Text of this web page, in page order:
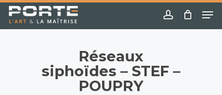
Skip
main
account
Réseaux
siphoïdes – STEF –
POUPRY